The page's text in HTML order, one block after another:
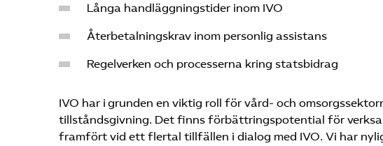
Långa handläggningstider inom IVO
Återbetalningskrav inom personlig assistans
Regelverken och processerna kring statsbidrag
IVO har i grunden en viktig roll för vård- och
tillståndsgivning. Det finns förbättringspotential för
framfört vid ett flertal tillfällen i dialog med IVO. Vi har